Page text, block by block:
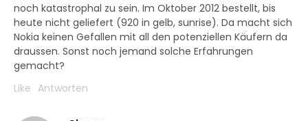
noch katastrophal zu sein. Im Oktober 2012 bestellt, bis
heute nicht geliefert (920 in gelb, sunrise). Da macht sich
Nokia keinen Gefallen mit all den potenziellen Käufern da
draussen. Sonst noch jemand solche Erfahrungen
gemacht?
Like Antworten